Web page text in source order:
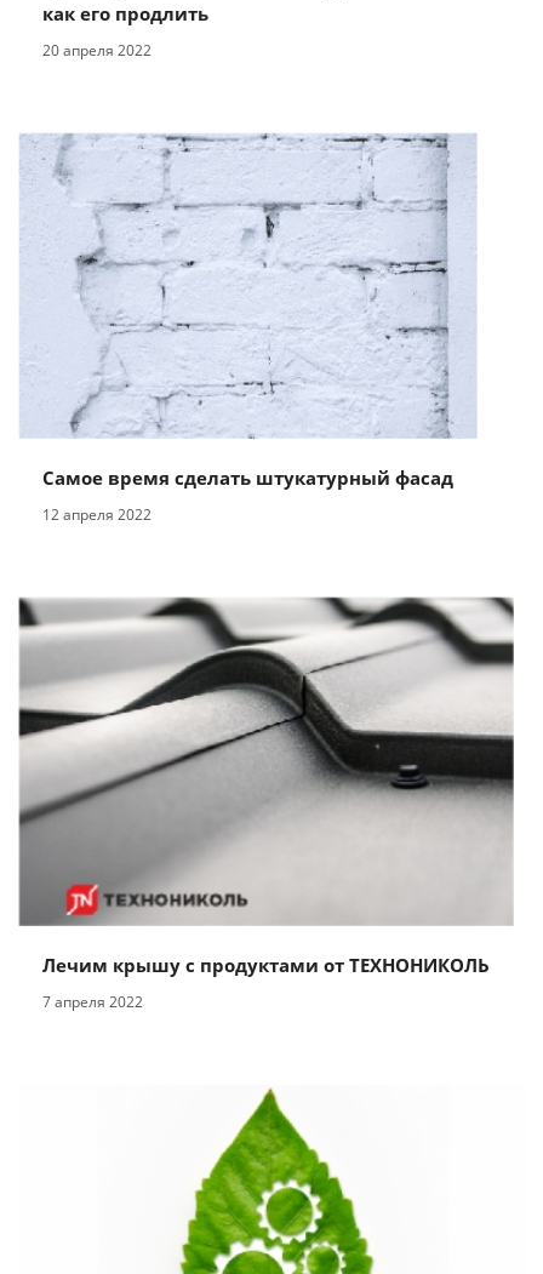
как его продлить
20 апреля 2022
Самое время сделать штукатурный фасад
12 апреля 2022
Лечим крышу с продуктами от ТЕХНОНИКОЛЬ
7 апреля 2022